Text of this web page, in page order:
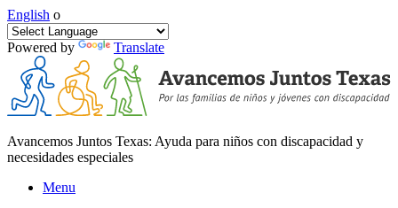
English o
Powered by Translate
Avancemos Juntos Texas: Ayuda para niños con discapacidad y
necesidades especiales
Menu